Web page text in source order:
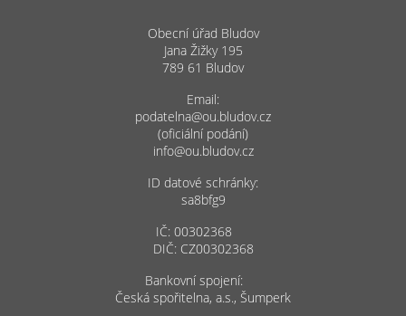
Obecní úřad Bludov
Jana Žižky 195
789 61 Bludov
Email:
podatelna@ou.bludov.cz
(oficiální podání)
info@ou.bludov.cz
ID datové schránky:
sa8bfg9
IČ: 00302368
DIČ: CZ00302368
Bankovní spojení:
Česká spořitelna, a.s., Šumperk